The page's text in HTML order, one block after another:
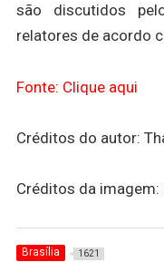
são discutidos
relatores de acordo
Fonte: Clique aqui
Créditos do autor:
Créditos da
Brasília 1621